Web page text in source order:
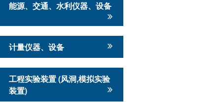
能源、交通、水利仪器、设备
计量仪器、设备
工程实验装置 (风洞,模拟实验
装置)